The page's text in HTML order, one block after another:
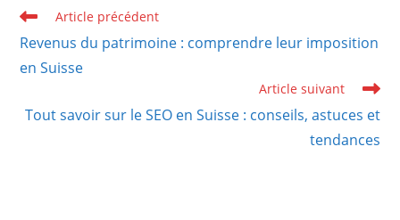
Read
articles
Article précédent
Revenus du patrimoine : comprendre leur imposition
en Suisse
Article suivant
Tout savoir sur le SEO en Suisse : conseils, astuces et
tendances